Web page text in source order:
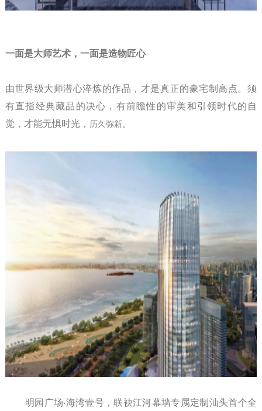
一面是大师艺术，一面是造物匠心
由世界级大师潜心淬炼的作品，才是真正的豪宅制高点。须
有直指经典藏品的决心，有前瞻性的审美和引领时代的自
觉，才能无惧时光， 历久弥新。
明园广场·海湾壹号，联袂江河幕墙专属定制汕头首个全